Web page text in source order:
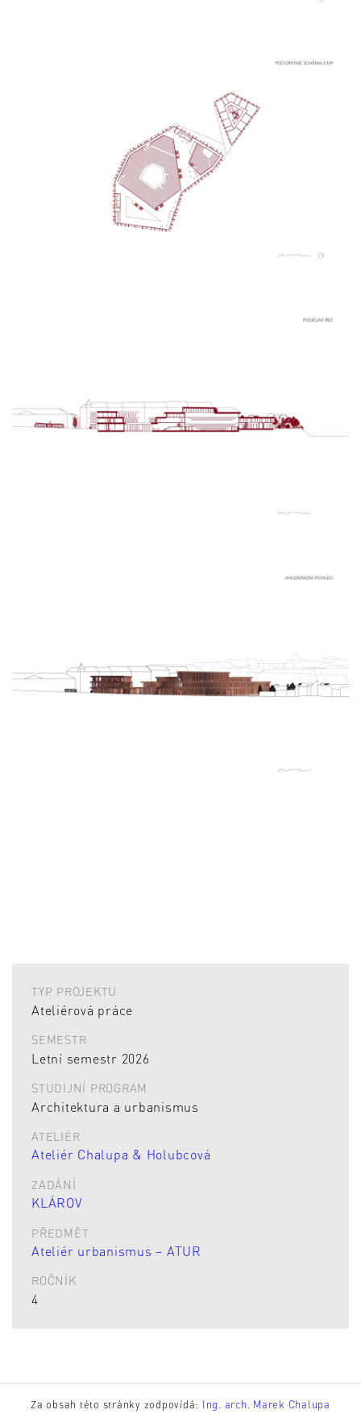
TYP PROJEKTU
Ateliérová práce
SEMESTR
Letní semestr 2026
STUDIJNÍ PROGRAM
Architektura a urbanismus
ATELIÉR
Ateliér Chalupa & Holubcová
ZADÁNÍ
KLÁROV
PŘEDMĚT
Ateliér urbanismus – ATUR
ROČNÍK
4
Za obsah této stránky zodpovídá: Ing. arch. Marek Chalupa